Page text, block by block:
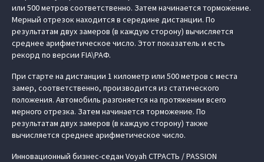
или 500 метров соответственно. Затем начинается торможение.
Мерный отрезок находится в середине дистанции. По
результатам двух замеров (в каждую сторону) вычисляется
среднее арифметическое число. Этот показатель и есть
рекорд по версии FIA\РАФ.
При старте на дистанции 1 километр или 500 метров с места
замер, соответственно, производится из статического
положения. Автомобиль разгоняется на протяжении всего
мерного отрезка. Затем начинается торможение. По
результатам двух замеров (в каждую сторону) также
вычисляется среднее арифметическое число.
Инновационный бизнес-седан Voyah СТРАСТЬ / PASSION